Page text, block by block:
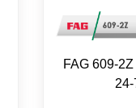
FAG 609-